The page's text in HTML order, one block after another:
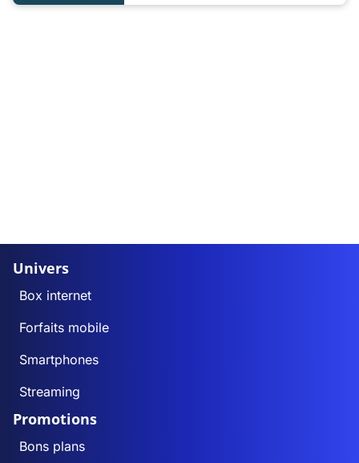
Univers
Box internet
Forfaits mobile
Smartphones
Streaming
Promotions
Bons plans